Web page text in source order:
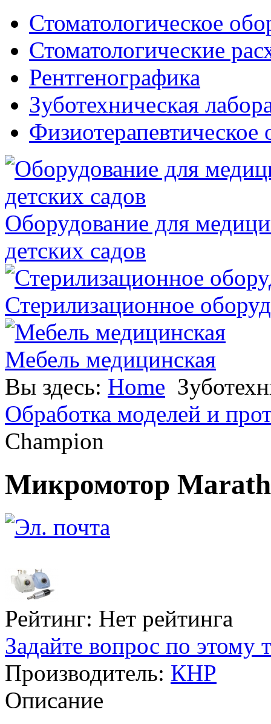
Стоматологическое
Стоматологические
Рентгенографика
Зуботехническая
Физиотерапевтическое
Оборудование для
детских садов
Стерилизационное
Мебель медицинская
Вы здесь: Home
Обработка моделей и
Champion
Микромотор
Рейтинг: Нет рейтинга
Задайте вопрос по этому
Производитель: КНР
Описание